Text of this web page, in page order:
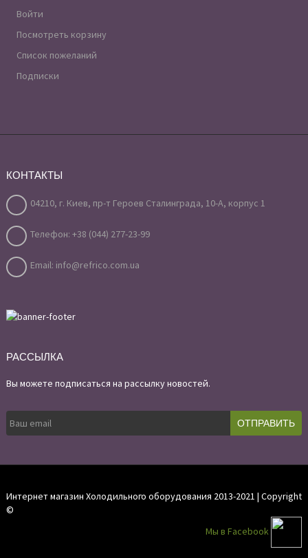
Войти
Посмотреть корзину
Список пожеланий
Подписки
КОНТАКТЫ
04210, г. Киев, пр-т Героев Сталинграда, 10-А, корпус 1
Телефон: +38 (044) 277-23-99
Email: info@refrico.com.ua
РАССЫЛКА
Вы можете подписаться на рассылку новостей.
Интернет магазин Холодильного оборудования 2013-2021 | Copyright
©
Мы в Facebook